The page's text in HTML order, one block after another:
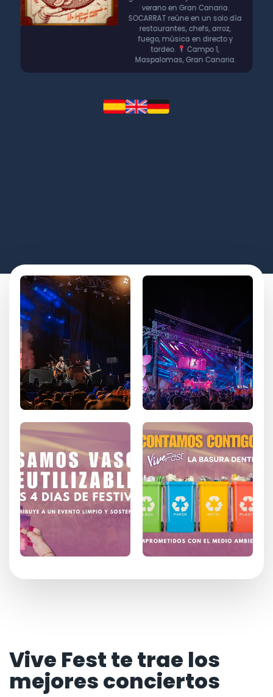
verano en Gran Canaria.
SOCARRAT reúne en un solo día
restaurantes, chefs, arroz,
fuego, música en directo y
tardeo.
Campo 1,
Maspalomas, Gran Canaria.
Vive Fest te trae los
mejores conciertos